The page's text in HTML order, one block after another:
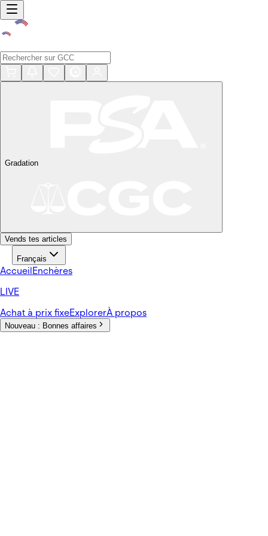
Gradation
Vends tes articles
Français
AccueilEnchères
LIVE
Achat à prix fixeExplorerÀ propos
Nouveau : Bonnes affaires